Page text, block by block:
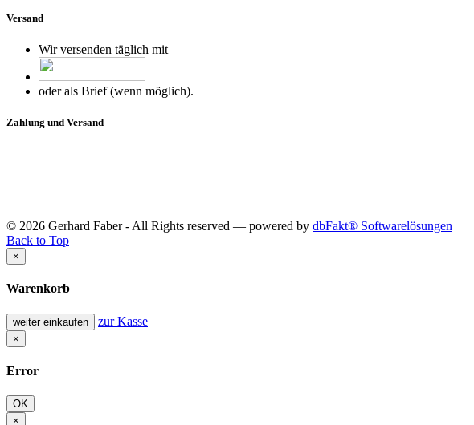
Versand
Wir versenden täglich mit
oder als Brief (wenn möglich).
Zahlung und Versand
© 2026 Gerhard Faber - All Rights reserved — powered by dbFakt® Softwarelösungen
Back to Top
×
Warenkorb
weiter einkaufen zur Kasse
×
Error
OK
×